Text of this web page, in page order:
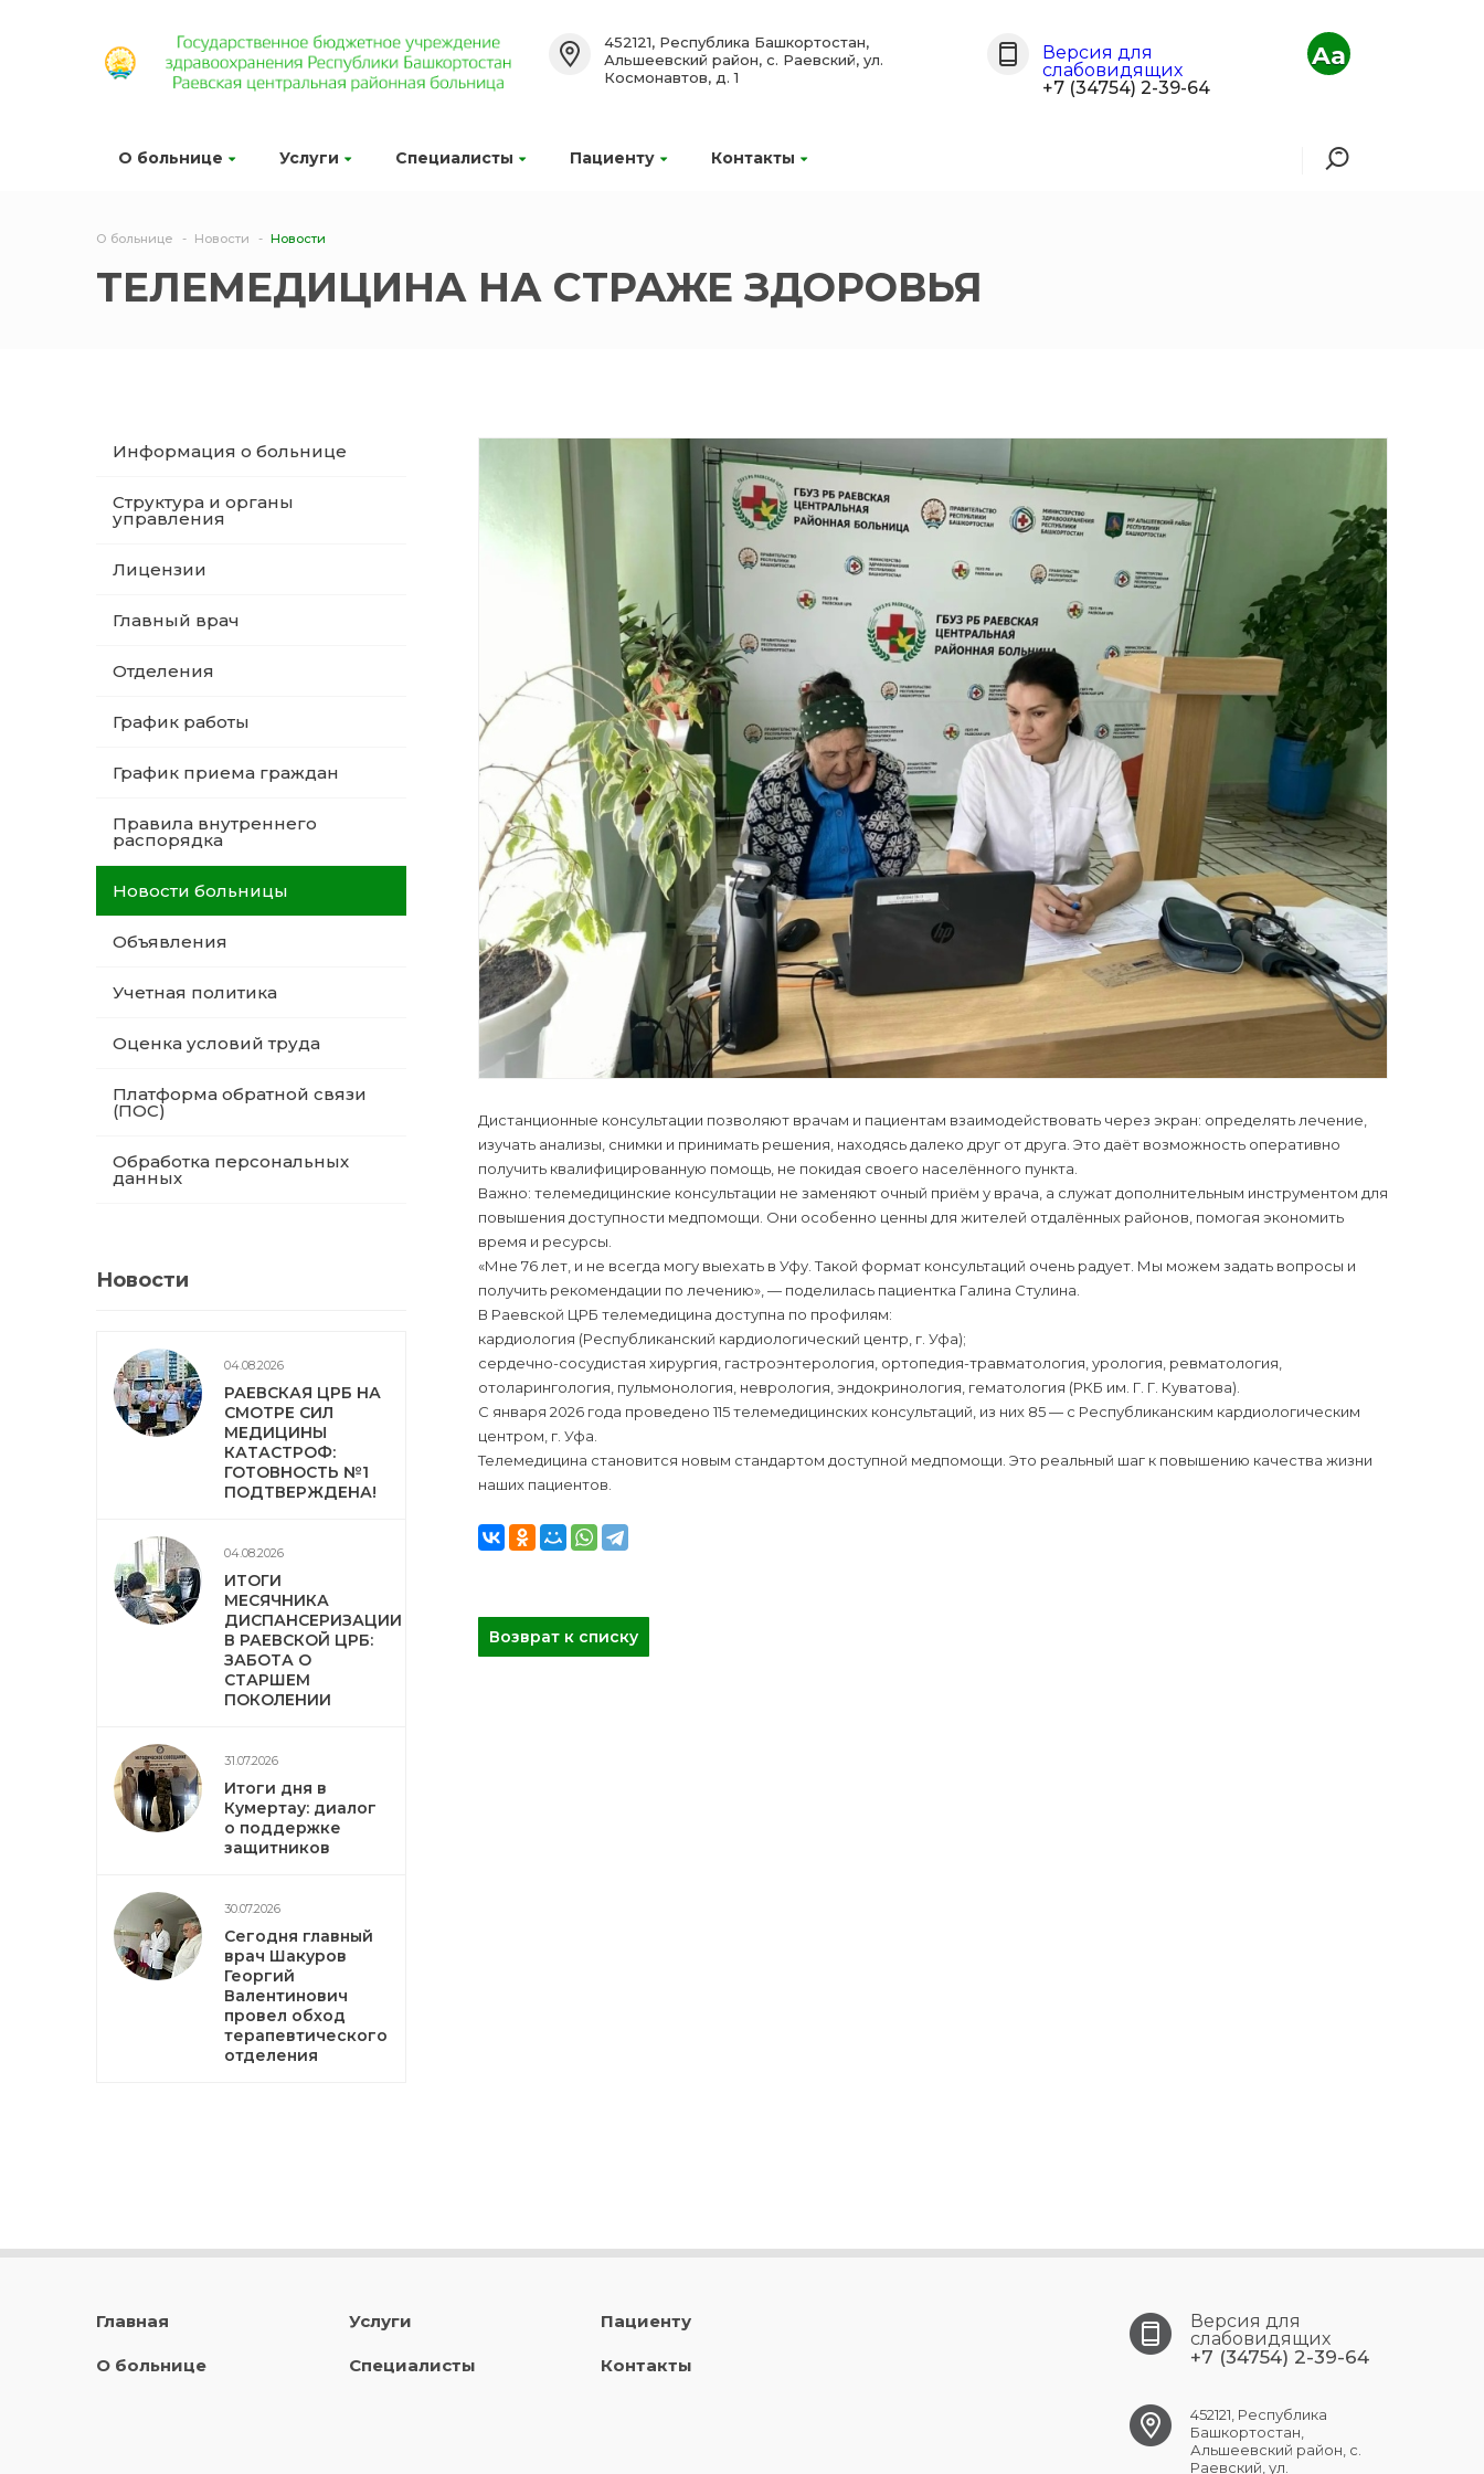
О больнице Услуги Специалисты Пациенту Контакты
452121, Республика Башкортостан,
Альшеевский район, с. Раевский, ул.
Космонавтов, д. 1
Версия для
слабовидящих
+7 (34754) 2-39-64
Aa
О больнице Новости Новости
ТЕЛЕМЕДИЦИНА НА СТРАЖЕ ЗДОРОВЬЯ
Информация о больнице
Структура и органы
управления
Лицензии
Главный врач
Отделения
График работы
График приема граждан
Правила внутреннего
распорядка
Новости больницы
Объявления
Учетная политика
Оценка условий труда
Платформа обратной связи
(ПОС)
Обработка персональных
данных
Новости
04.08.2026
РАЕВСКАЯ ЦРБ НА
СМОТРЕ СИЛ
МЕДИЦИНЫ
КАТАСТРОФ:
ГОТОВНОСТЬ №1
ПОДТВЕРЖДЕНА!
04.08.2026
ИТОГИ
МЕСЯЧНИКА
ДИСПАНСЕРИЗАЦИИ
В РАЕВСКОЙ ЦРБ:
ЗАБОТА О
СТАРШЕМ
ПОКОЛЕНИИ
31.07.2026
Итоги дня в
Кумертау: диалог
о поддержке
защитников
30.07.2026
Сегодня главный
врач Шакуров
Георгий
Валентинович
провел обход
терапевтического
отделения
Дистанционные консультации позволяют врачам и пациентам взаимодействовать через экран: определять лечение,
изучать анализы, снимки и принимать решения, находясь далеко друг от друга. Это даёт возможность оперативно
получить квалифицированную помощь, не покидая своего населённого пункта.
Важно: телемедицинские консультации не заменяют очный приём у врача, а служат дополнительным инструментом для
повышения доступности медпомощи. Они особенно ценны для жителей отдалённых районов, помогая экономить
время и ресурсы.
«Мне 76 лет, и не всегда могу выехать в Уфу. Такой формат консультаций очень радует. Мы можем задать вопросы и
получить рекомендации по лечению», — поделилась пациентка Галина Стулина.
В Раевской ЦРБ телемедицина доступна по профилям:
кардиология (Республиканский кардиологический центр, г. Уфа);
сердечно-сосудистая хирургия, гастроэнтерология, ортопедия-травматология, урология, ревматология,
отоларингология, пульмонология, неврология, эндокринология, гематология (РКБ им. Г. Г. Куватова).
С января 2026 года проведено 115 телемедицинских консультаций, из них 85 — с Республиканским кардиологическим
центром, г. Уфа.
Телемедицина становится новым стандартом доступной медпомощи. Это реальный шаг к повышению качества жизни
наших пациентов.
Возврат к списку
Главная
О больнице
Услуги
Специалисты
Пациенту
Контакты
Версия для
слабовидящих
+7 (34754) 2-39-64
452121, Республика
Башкортостан,
Альшеевский район, с.
Раевский, ул.